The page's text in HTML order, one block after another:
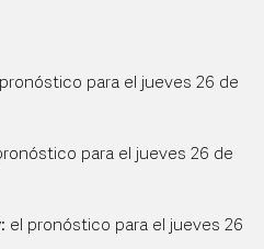
para el jueves 26 de
para el jueves 26 de
el pronóstico para el jueves 26